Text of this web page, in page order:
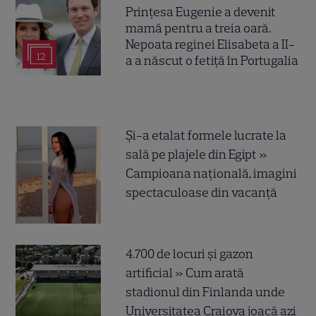
12
Prințesa Eugenie a devenit
mamă pentru a treia oară.
Nepoata reginei Elisabeta a II-
a a născut o fetiță în Portugalia
Și-a etalat formele lucrate la
sală pe plajele din Egipt »
Campioana națională, imagini
spectaculoase din vacanță
4.700 de locuri și gazon
artificial » Cum arată
stadionul din Finlanda unde
Universitatea Craiova joacă azi